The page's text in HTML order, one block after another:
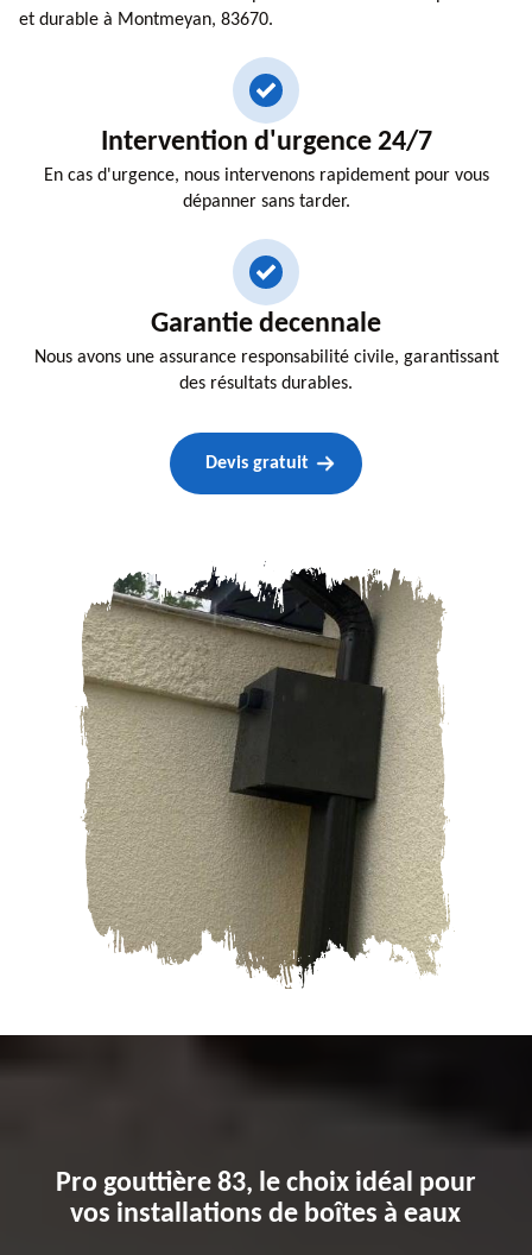
et durable à Montmeyan, 83670.
Intervention d'urgence 24/7
En cas d'urgence, nous intervenons rapidement pour vous
dépanner sans tarder.
Garantie decennale
Nous avons une assurance responsabilité civile, garantissant
des résultats durables.
Devis gratuit
Pro gouttière 83, le choix idéal pour
vos installations de boîtes à eaux